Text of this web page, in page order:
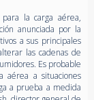
la carga aérea,
anunciada por la
a sus principales
las cadenas de
Es probable
aérea a situaciones
a prueba a medida